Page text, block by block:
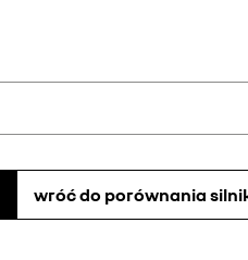
wróć do porównania